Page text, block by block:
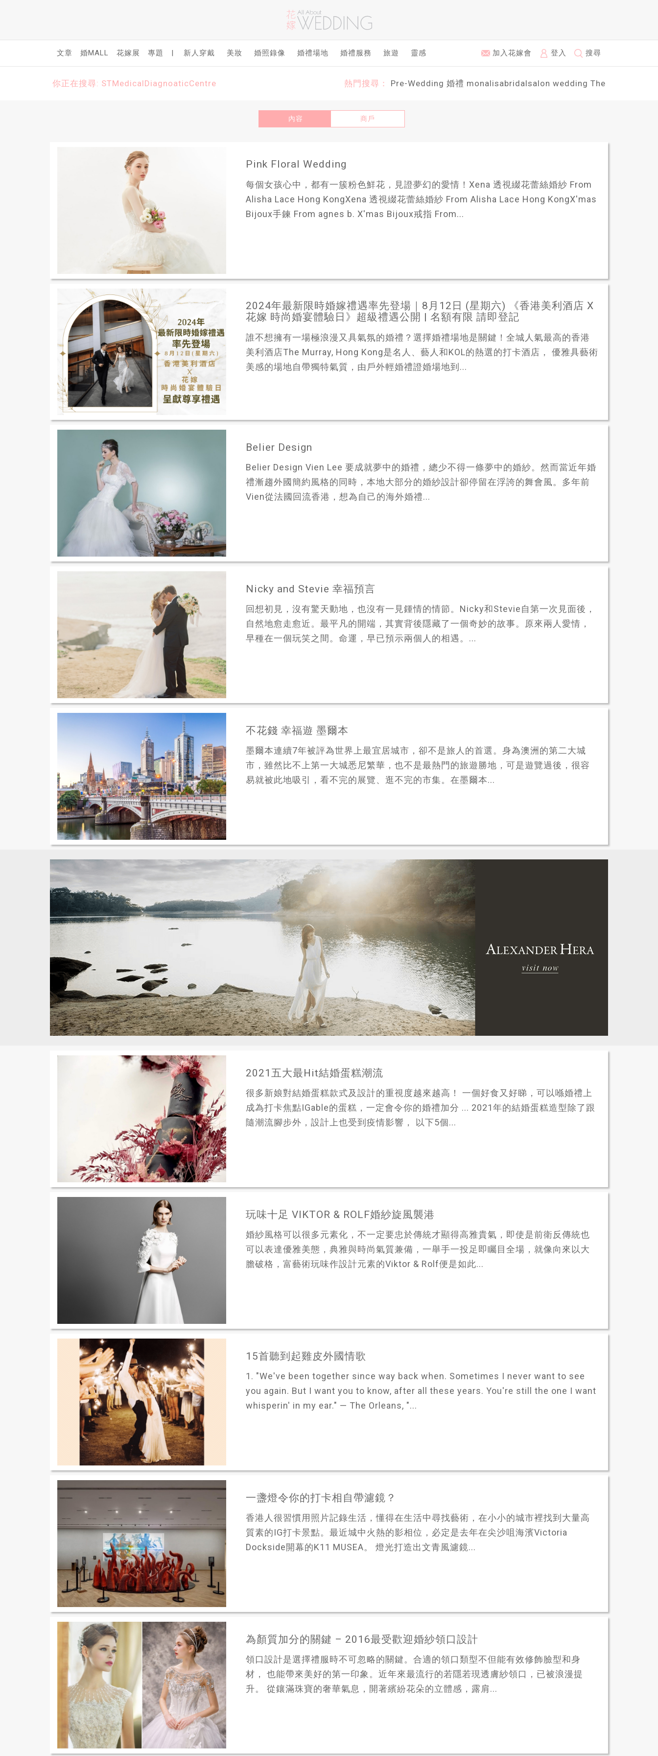
文章 婚MALL 花嫁展 專題 | 新人穿戴 美妝 婚照錄像 婚禮場地 婚禮服務 旅遊 靈感 加入花嫁會 登入 搜尋
你正在搜尋: STMedicalDiagnoaticCentre 熱門搜尋： Pre-Wedding 婚禮 monalisabridalsalon wedding The
內容 商戶
Pink Floral Wedding
每個女孩心中，都有一簇粉色鮮花，見證夢幻的愛情！Xena 透視綴花蕾絲婚紗 From
Alisha Lace Hong KongXena 透視綴花蕾絲婚紗 From Alisha Lace Hong KongX'mas
Bijoux手鍊 From agnes b. X'mas Bijoux戒指 From...
2024年最新限時婚嫁禮遇率先登場｜8月12日 (星期六) 《香港美利酒店 X
花嫁 時尚婚宴體驗日》超級禮遇公開 | 名額有限 請即登記
誰不想擁有一場極浪漫又具氣氛的婚禮？選擇婚禮場地是關鍵！全城人氣最高的香港
美利酒店The Murray, Hong Kong是名人、藝人和KOL的熱選的打卡酒店， 優雅具藝術
美感的場地自帶獨特氣質，由戶外輕婚禮證婚場地到...
Belier Design
Belier Design Vien Lee 要成就夢中的婚禮，總少不得一條夢中的婚紗。然而當近年婚
禮漸趨外國簡約風格的同時，本地大部分的婚紗設計卻停留在浮誇的舞會風。多年前
Vien從法國回流香港，想為自己的海外婚禮...
Nicky and Stevie 幸福預言
回想初見，沒有驚天動地，也沒有一見鍾情的情節。Nicky和Stevie自第一次見面後，
自然地愈走愈近。最平凡的開端，其實背後隱藏了一個奇妙的故事。原來兩人愛情，
早種在一個玩笑之間。命運，早已預示兩個人的相遇。...
不花錢 幸福遊 墨爾本
墨爾本連續7年被評為世界上最宜居城市，卻不是旅人的首選。身為澳洲的第二大城
市，雖然比不上第一大城悉尼繁華，也不是最熱門的旅遊勝地，可是遊覽過後，很容
易就被此地吸引，看不完的展覽、逛不完的市集。在墨爾本...
2021五大最Hit結婚蛋糕潮流
很多新娘對結婚蛋糕款式及設計的重視度越來越高！ 一個好食又好睇，可以喺婚禮上
成為打卡焦點IGable的蛋糕，一定會令你的婚禮加分 ... 2021年的結婚蛋糕造型除了跟
隨潮流腳步外，設計上也受到疫情影響， 以下5個...
玩味十足 VIKTOR & ROLF婚紗旋風襲港
婚紗風格可以很多元素化，不一定要忠於傳統才顯得高雅貴氣，即使是前衛反傳統也
可以表達優雅美態，典雅與時尚氣質兼備，一舉手一投足即矚目全場，就像向來以大
膽破格，富藝術玩味作設計元素的Viktor & Rolf便是如此...
15首聽到起雞皮外國情歌
1. "We've been together since way back when. Sometimes I never want to see
you again. But I want you to know, after all these years. You're still the one I want
whisperin' in my ear." — The Orleans, "...
一盞燈令你的打卡相自帶濾鏡？
香港人很習慣用照片記錄生活，懂得在生活中尋找藝術，在小小的城市裡找到大量高
質素的IG打卡景點。最近城中火熱的影相位，必定是去年在尖沙咀海濱Victoria
Dockside開幕的K11 MUSEA。 燈光打造出文青風濾鏡...
為顏質加分的關鍵 – 2016最受歡迎婚紗領口設計
領口設計是選擇禮服時不可忽略的關鍵。合適的領口類型不但能有效修飾臉型和身
材， 也能帶來美好的第一印象。近年來最流行的若隱若現透膚紗領口，已被浪漫提
升。 從鑲滿珠寶的奢華氣息，開著繽紛花朵的立體感，露肩...